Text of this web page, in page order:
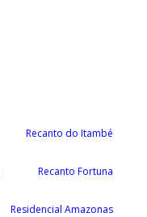
Recanto do Itambé
Recanto Fortuna
Residencial Amazonas